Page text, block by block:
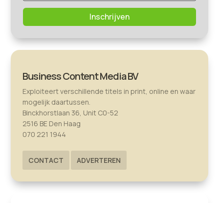
Inschrijven
Business Content Media BV
Exploiteert verschillende titels in print, online en waar
mogelijk daartussen.
Binckhorstlaan 36, Unit C0-52
2516 BE Den Haag
070 221 1944
CONTACT ADVERTEREN